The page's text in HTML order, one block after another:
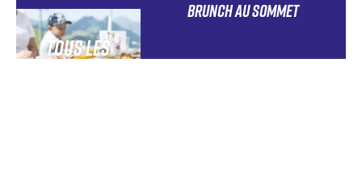
TOUS LES
BRUNCH AU SOMMET